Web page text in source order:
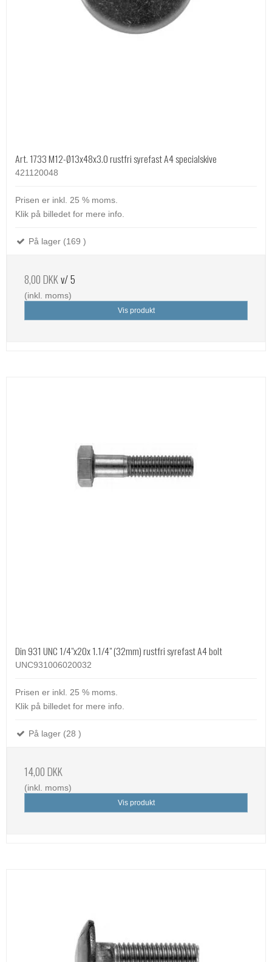
Art. 1733 M12-Ø13x48x3.0 rustfri syrefast A4 specialskive
421120048
Prisen er inkl. 25 % moms.
Klik på billedet for mere info.
På lager (169 )
8,00 DKKv/ 5
(inkl. moms)
Vis produkt
Din 931 UNC 1/4"x20x 1.1/4" (32mm) rustfri syrefast A4 bolt
UNC931006020032
Prisen er inkl. 25 % moms.
Klik på billedet for mere info.
På lager (28 )
14,00 DKK
(inkl. moms)
Vis produkt